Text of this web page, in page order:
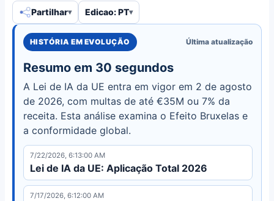
Partilhar Edicao: PT
HISTÓRIA EM EVOLUÇÃO Última atualização
Resumo em 30 segundos
A Lei de IA da UE entra em vigor em 2 de agosto
de 2026, com multas de até €35M ou 7% da
receita. Esta análise examina o Efeito Bruxelas e
a conformidade global.
7/22/2026, 6:13:00 AM
Lei de IA da UE: Aplicação Total 2026
7/17/2026, 6:12:00 AM